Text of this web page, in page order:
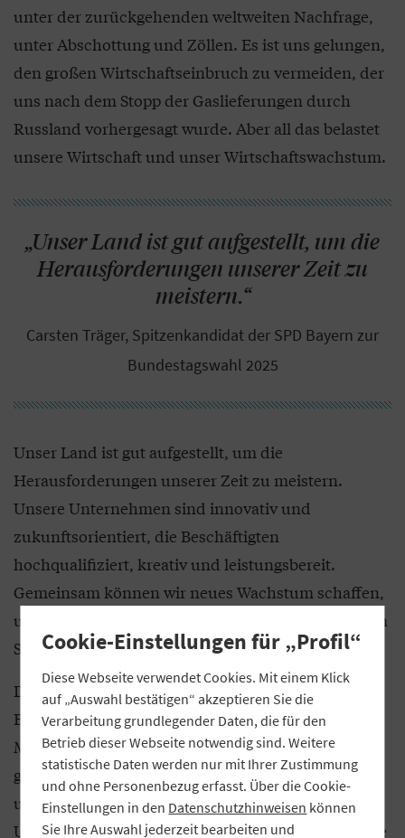
unter der zurückgehenden weltweiten Nachfrage,
unter Abschottung und Zöllen. Es ist uns gelungen,
den großen Wirtschaftseinbruch zu vermeiden, der
uns nach dem Stopp der Gaslieferungen durch
Russland vorhergesagt wurde. Aber all das belastet
unsere Wirtschaft und unser Wirtschaftswachstum.
„Unser Land ist gut aufgestellt, um die
Herausforderungen unserer Zeit zu
meistern.“
Carsten Träger, Spitzenkandidat der SPD Bayern zur
Bundestagswahl 2025
Unser Land ist gut aufgestellt, um die
Herausforderungen unserer Zeit zu meistern.
Unsere Unternehmen sind innovativ und
zukunftsorientiert, die Beschäftigten
hochqualifiziert, kreativ und leistungsbereit.
Gemeinsam können wir neues Wachstum schaffen,
unsere Arbeitsplätze und unser System der sozialen
Sicherheit sichern.
Das wichtigste Thema für die nächste
Bundesregierung ist: Neues Wachstum schaffen.
Mit dem „Made-in-Germany“-Bonus will die SPD
gezielt Investitionen in unserem Land unterstützen
und jede Betriebs- beziehungsweise
Unternehmensinvestition in Maschinen und Geräte
Cookie-Einstellungen für „Profil“
Diese Webseite verwendet Cookies. Mit einem Klick
auf „Auswahl bestätigen“ akzeptieren Sie die
Verarbeitung grundlegender Daten, die für den
Betrieb dieser Webseite notwendig sind. Weitere
statistische Daten werden nur mit Ihrer Zustimmung
und ohne Personenbezug erfasst. Über die Cookie-
Einstellungen in den Datenschutzhinweisen können
Sie Ihre Auswahl jederzeit bearbeiten und